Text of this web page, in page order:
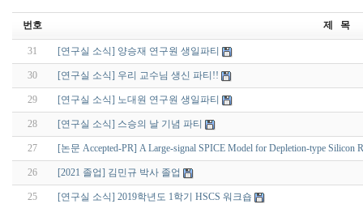
번호 제 목
31 [연구실 소식] 양승재 연구원 생일파티
30 [연구실 소식] 우리 교수님 생신 파티!!
29 [연구실 소식] 노대원 연구원 생일파티
28 [연구실 소식] 스승의 날 기념 파티
27 [논문 Accepted-PR] A Large-signal SPICE Model for Depletion-type Silicon
26 [2021 졸업] 김민규 박사 졸업
25 [연구실 소식] 2019학년도 1학기 HSCS 워크숍